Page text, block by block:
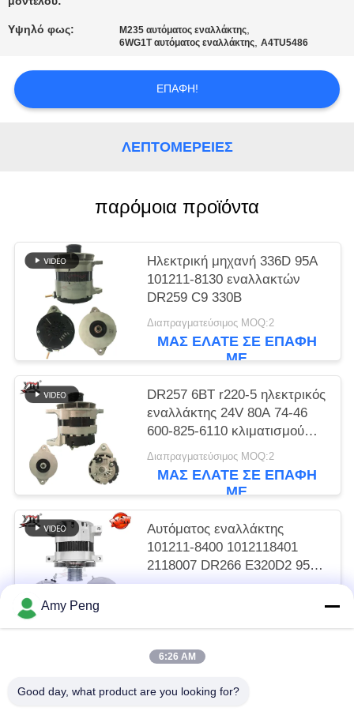
ΑΠΌΣΠΑΣΜΑ
SITEMAP
Υψηλό φως: M235 αυτόματος εναλλάκτης,
6WG1T αυτόματος εναλλάκτης,A4TU5486
ΕΠΑΦΉ!
ΛΕΠΤΟΜΈΡΕΙΕΣ
παρόμοια προϊόντα
Ηλεκτρική μηχανή 336D 95A
101211-8130 εναλλακτών
DR259 C9 330B
Διαπραγματεύσιμος MOQ:2
ΜΑΣ ΕΛΆΤΕ ΣΕ ΕΠΑΦΉ
ΜΕ
DR257 6BT r220-5 ηλεκτρικός
εναλλάκτης 24V 80A 74-46
600-825-6110 κλιματισμού
R305
Διαπραγματεύσιμος MOQ:2
ΜΑΣ ΕΛΆΤΕ ΣΕ ΕΠΑΦΉ
ΜΕ
Αυτόματος εναλλάκτης
101211-8400 1012118401
2118007 DR266 E320D2 95A
12PK
ΜΕ
Amy Peng
6:26 AM
Good day, what product are you looking for?